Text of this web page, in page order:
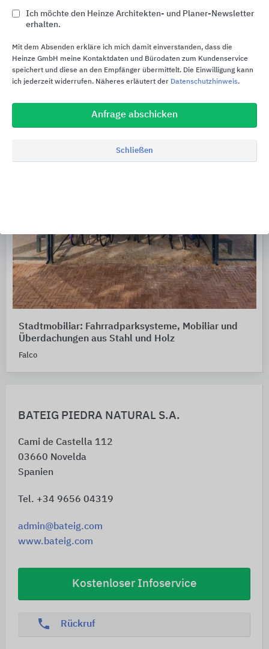
BATEIG PIEDRA NATURAL S.A.
Cami de Castella 112
03660 Novelda
Spanien
Tel. +34 9656 04319
admin@bateig.com
www.bateig.com
Kostenloser Infoservice
phone Rückruf
GROHE Badkeramik
GROHE
Stadtmobiliar: Fahrradparksysteme, Mobiliar und
Überdachungen aus Stahl und Holz
Falco
Ich möchte den Heinze Architekten- und Planer-Newsletter
erhalten.
Mit dem Absenden erkläre ich mich damit einverstanden, dass die
Heinze GmbH meine Kontaktdaten und Bürodaten zum Kundenservice
speichert und diese an den Empfänger übermittelt. Die Einwilligung kann
ich jederzeit widerrufen. Näheres erläutert der Datenschutzhinweis.
Anfrage abschicken
Schließen